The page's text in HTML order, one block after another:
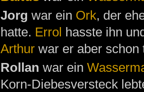
Jorg war ein Ork, der
hatte. Errol hasste ihn
Arthur war er aber schon
Rollan war ein
Korn-Diebesversteck